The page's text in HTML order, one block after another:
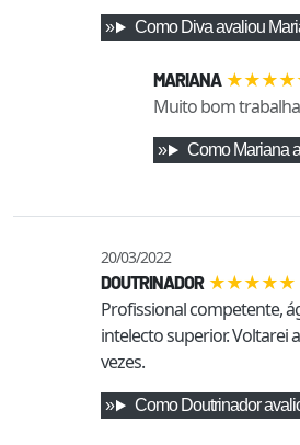
Como Divaavaliou
MARIANA ★★★★
Muito bom
Como Mariana
20/03/2022
DOUTRINADOR ★★★★★
Profissional competente,
intelecto superior. Voltarei
vezes.
Como Doutrinador